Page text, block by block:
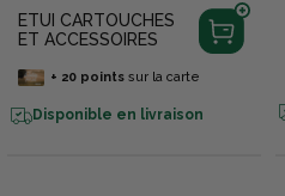
ETUI CARTOUCHES
ET ACCESSOIRES
+ 20pointssur la carte
Disponible en livraison